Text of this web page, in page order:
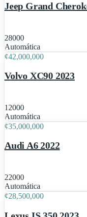
Jeep Grand
28000
Automática
1
¢42,000,000
Volvo XC90 2023
12000
Automática
1
¢35,000,000
Audi A6 2022
22000
Automática
1
¢28,500,000